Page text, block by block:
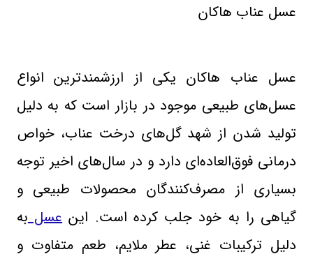
عسل عناب هاکان
عسل عناب هاکان یکی از ارزشمندترین انواع
عسل‌های طبیعی موجود در بازار است که به دلیل
تولید شدن از شهد گل‌های درخت عناب، خواص
درمانی فوق‌العاده‌ای دارد و در سال‌های اخیر توجه
بسیاری از مصرف‌کنندگان محصولات طبیعی و
گیاهی را به خود جلب کرده است. این عسلبه
دلیل ترکیبات غنی، عطر ملایم، طعم متفاوت و